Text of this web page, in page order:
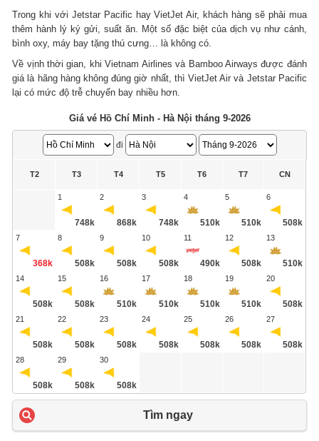
Trong khi với Jetstar Pacific hay VietJet Air, khách hàng sẽ phải mua
thêm hành lý ký gửi, suất ăn. Một số đặc biệt của dịch vụ như cánh,
bình oxy, máy bay tặng thú cưng… là không có.
Về vịnh thời gian, khi Vietnam Airlines và Bamboo Airways được đánh
giá là hãng hàng không đúng giờ nhất, thì VietJet Air và Jetstar Pacific
lại có mức độ trễ chuyến bay nhiều hơn.
Giá vé Hồ Chí Minh - Hà Nội tháng 9-2026
đi
T2 T3 T4 T5 T6 T7 CN
1
748k
2
868k
3
748k
4
510k
5
510k
6
508k
7
368k
8
508k
9
508k
10
508k
11
490k
12
508k
13
510k
14
508k
15
508k
16
510k
17
510k
18
510k
19
510k
20
508k
21
508k
22
508k
23
508k
24
508k
25
508k
26
508k
27
508k
28
508k
29
508k
30
508k
Tìm ngay